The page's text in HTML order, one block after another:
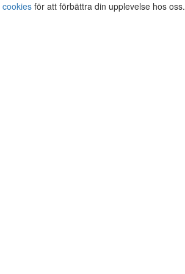
cookies för att förbättra din upplevelse hos oss.